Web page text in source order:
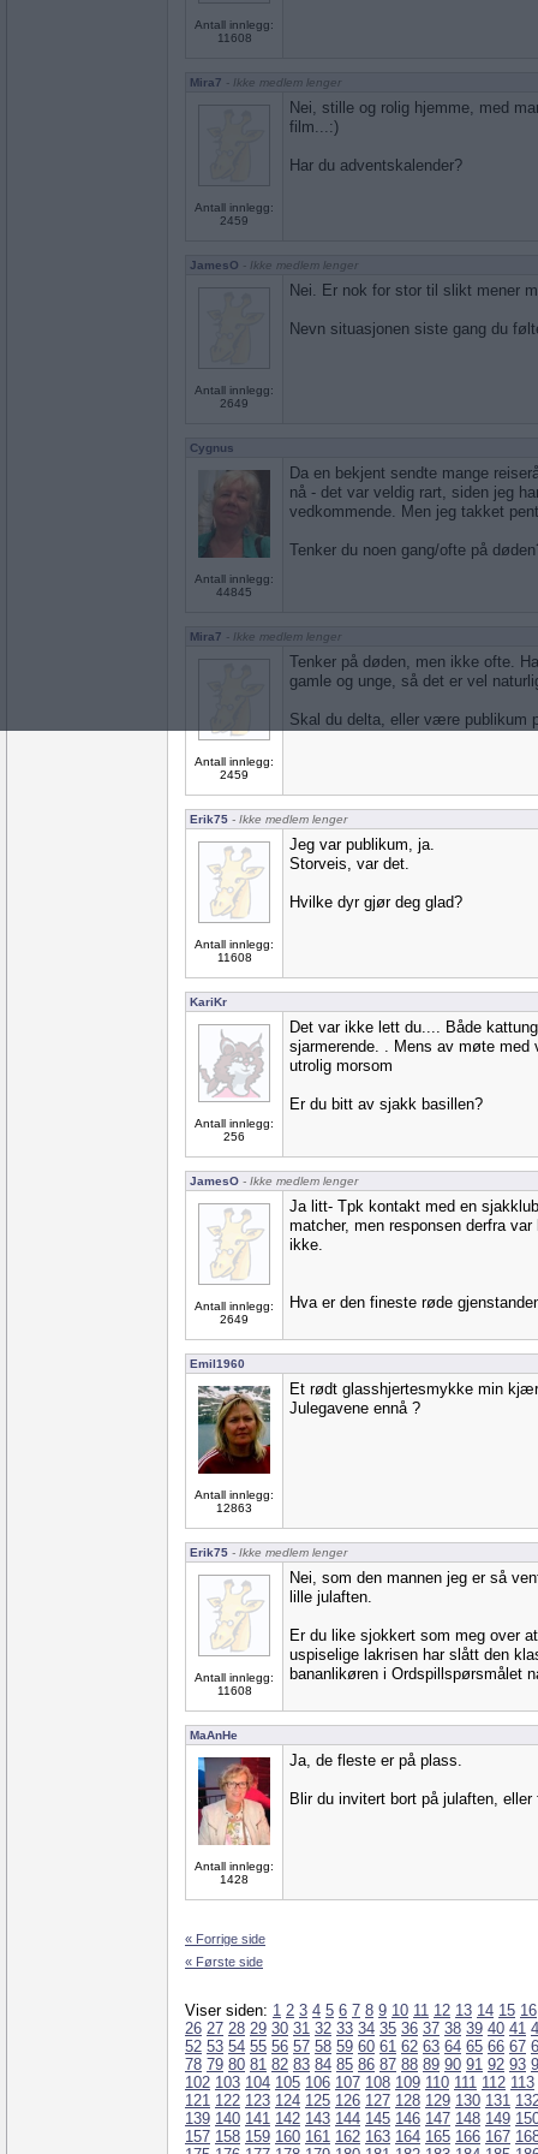
Antall innlegg:
11608
Mira7 - Ikke medlem lenger
Antall innlegg:
2459
Nei, stille og rolig hjemme, med
film...:)
Har du adventskalender?
JamesO - Ikke medlem lenger
Antall innlegg:
2649
Nei. Er nok for stor til slikt mener
Nevn situasjonen siste gang du
Cygnus
Antall innlegg:
44845
Da en bekjent sendte mange
nå - det var veldig rart, siden jeg
vedkommende. Men jeg takket
Tenker du noen gang/ofte på
Mira7 - Ikke medlem lenger
Antall innlegg:
2459
Tenker på døden, men ikke ofte.
gamle og unge, så det er vel
Skal du delta, eller være publikum
Erik75 - Ikke medlem lenger
Antall innlegg:
11608
Jeg var publikum, ja.
Storveis, var det.
Hvilke dyr gjør deg glad?
KariKr
Antall innlegg:
256
Det var ikke lett du.... Både
sjarmerende. . Mens av møte med
utrolig morsom
Er du bitt av sjakk basillen?
JamesO - Ikke medlem lenger
Antall innlegg:
2649
Ja litt- Tpk kontakt med en
matcher, men responsen derfra
ikke.
Hva er den fineste røde
Emil1960
Antall innlegg:
12863
Et rødt glasshjertesmykke min
Julegavene ennå ?
Erik75 - Ikke medlem lenger
Antall innlegg:
11608
Nei, som den mannen jeg er så
lille julaften.
Er du like sjokkert som meg over
uspiselige lakrisen har slått den
bananlikøren i Ordspillspørsmålet
MaAnHe
Antall innlegg:
1428
Ja, de fleste er på plass.
Blir du invitert bort på julaften, eller
« Forrige side
« Første side
Viser siden: 1 2 3 4 5 6 7 8 9 10 11 12 13 14 15 16
26 27 28 29 30 31 32 33 34 35 36 37 38 39 40 41
52 53 54 55 56 57 58 59 60 61 62 63 64 65 66 67
78 79 80 81 82 83 84 85 86 87 88 89 90 91 92 93
102 103 104 105 106 107 108 109 110 111 112 113
121 122 123 124 125 126 127 128 129 130 131
139 140 141 142 143 144 145 146 147 148 149
157 158 159 160 161 162 163 164 165 166 167